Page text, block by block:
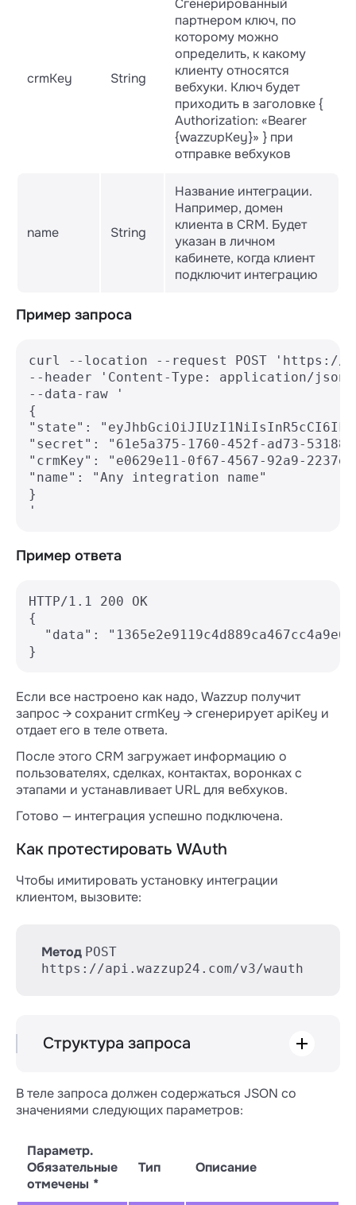
crmKey String
Сгенерированный
партнером ключ, по
которому можно
определить, к какому
клиенту относятся
вебхуки. Ключ будет
приходить в заголовке {
Authorization: «Bearer
{wazzupKey}» } при
отправке вебхуков
name String
Название интеграции.
Например, домен
клиента в CRM. Будет
указан в личном
кабинете, когда клиент
подключит интеграцию
Пример запроса
curl --location --request POST 'https://
--header 'Content-Type: application/
--data-raw '
{
"state":
"secret": "61e5a375-1760-452f-ad73-
"crmKey": "e0629e11-0f67-4567-92a9-
"name": "Any integration name"
}
'
Пример ответа
HTTP/1.1 200 OK
{
"data":
}
Если все настроено как надо, Wazzup получит
запрос → сохранит crmKey → сгенерирует apiKey и
отдает его в теле ответа.
После этого CRM загружает информацию о
пользователях, сделках, контактах, воронках с
этапами и устанавливает URL для вебхуков.
Готово — интеграция успешно подключена.
Как протестировать WAuth
Чтобы имитировать установку интеграции
клиентом, вызовите:
Метод POST
https://api.wazzup24.com/v3/wauth
Структура запроса
POST /v3/wauth
├── type *
В теле запроса должен содержаться JSON со
значениями следующих параметров:
Параметр.
Обязательные
отмечены *
Тип Описание